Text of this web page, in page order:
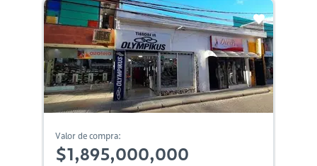
Valor de compra:
$1,895,000,000